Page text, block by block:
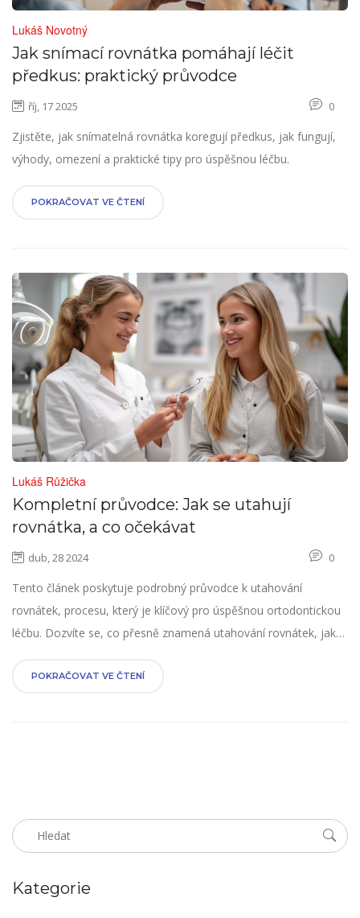
Lukáš Novotný
Jak snímací rovnátka pomáhají léčit
předkus: praktický průvodce
říj, 17 2025 0
Zjistěte, jak snímatelná rovnátka koregují předkus, jak fungují,
výhody, omezení a praktické tipy pro úspěšnou léčbu.
POKRAČOVAT VE ČTENÍ
Lukáš Růžička
Kompletní průvodce: Jak se utahují
rovnátka, a co očekávat
dub, 28 2024 0
Tento článek poskytuje podrobný průvodce k utahování
rovnátek, procesu, který je klíčový pro úspěšnou ortodontickou
léčbu. Dozvíte se, co přesně znamená utahování rovnátek, jaký
denní život. Nabízíme také tipy pro zvládání případného
POKRAČOVAT VE ČTENÍ
Kategorie